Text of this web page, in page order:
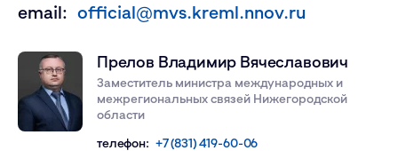
email: official@mvs.kreml.nnov.ru
Прелов Владимир Вячеславович
Заместитель министра международных и
межрегиональных связей Нижегородской
области
телефон: +7 (831) 419-60-06